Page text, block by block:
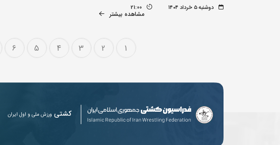
دوشنبه ۵ خرداد ۱۴۰۴ 21:00
مشاهده بیشتر
1
2
3
4
5
6
کشتی ورزش ملی و اول ایران